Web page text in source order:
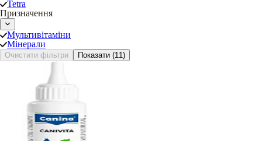
Tetra
Призначення
Мультивітаміни
Мінерали
Очистити фільтри Показати (11)